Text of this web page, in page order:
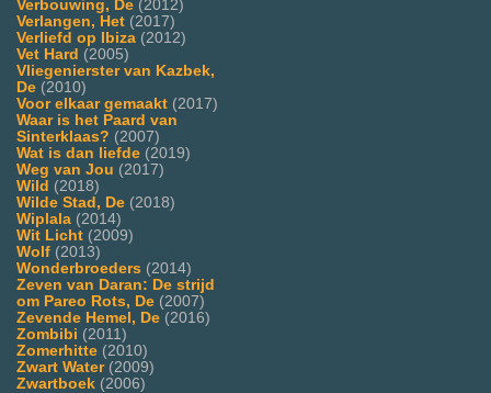
Verbouwing, De (2012)
Verlangen, Het (2017)
Verliefd op Ibiza (2012)
Vet Hard (2005)
Vliegenierster van Kazbek,
De (2010)
Voor elkaar gemaakt (2017)
Waar is het Paard van
Sinterklaas? (2007)
Wat is dan liefde (2019)
Weg van Jou (2017)
Wild (2018)
Wilde Stad, De (2018)
Wiplala (2014)
Wit Licht (2009)
Wolf (2013)
Wonderbroeders (2014)
Zeven van Daran: De strijd
om Pareo Rots, De (2007)
Zevende Hemel, De (2016)
Zombibi (2011)
Zomerhitte (2010)
Zwart Water(2009)
Zwartboek (2006)